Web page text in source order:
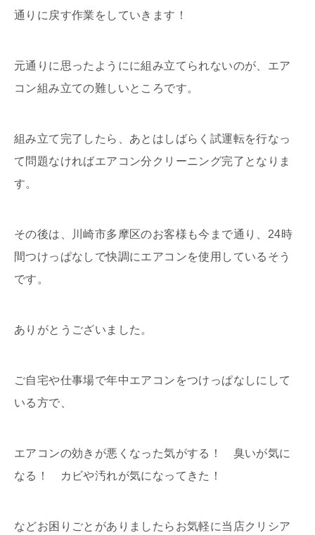
通りに戻す作業をしていきます！
元通りに思ったようにに組み立てられないのが、エア
コン組み立ての難しいところです。
組み立て完了したら、あとはしばらく試運転を行なっ
て問題なければエアコン分クリーニング完了となりま
す。
その後は、川崎市多摩区のお客様も今まで通り、24時
間つけっぱなしで快調にエアコンを使用しているそう
です。
ありがとうございました。
ご自宅や仕事場で年中エアコンをつけっぱなしにして
いる方で、
エアコンの効きが悪くなった気がする！ 臭いが気に
なる！ カビや汚れが気になってきた！
などお困りごとがありましたらお気軽に当店クリシア